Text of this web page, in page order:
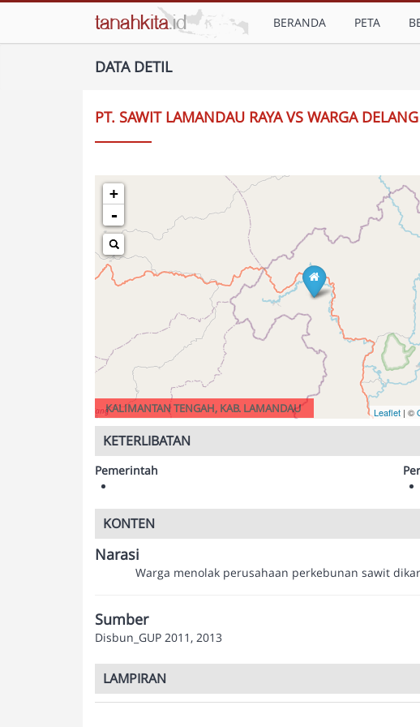
BERANDA PETA
DATA DETIL
PT. SAWIT LAMANDAU RAYA VS WARGA DELANG
+
-
Leaflet | ©
KALIMANTAN TENGAH, KAB. LAMANDAU
KETERLIBATAN
Pemerintah
KONTEN
Narasi
Warga menolak perusahaan perkebunan sawit
Sumber
Disbun_GUP 2011, 2013
LAMPIRAN